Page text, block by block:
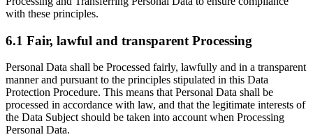
with these principles.
6.1 Fair, lawful and transparent Processing
Personal Data shall be Processed fairly, lawfully and in a transparent
manner and pursuant to the principles stipulated in this Data
Protection Procedure. This means that Personal Data shall be
processed in accordance with law, and that the legitimate interests of
the Data Subject should be taken into account when Processing
Personal Data.